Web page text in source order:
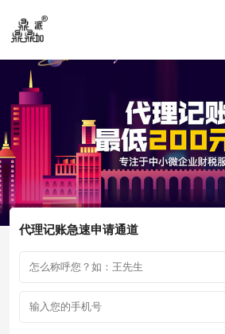
代理记账急速申请通道